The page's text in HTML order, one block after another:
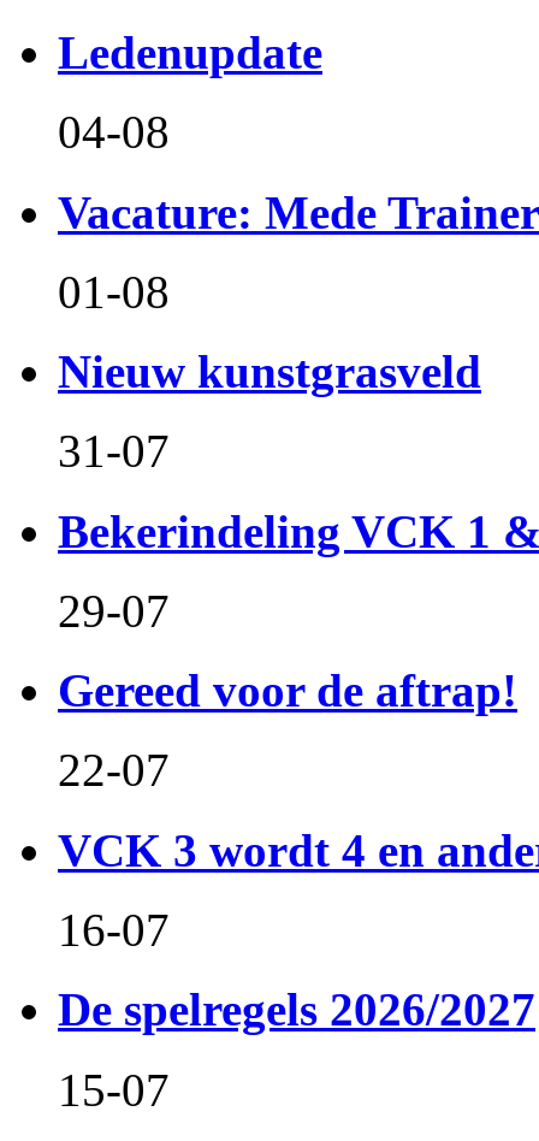
Ledenupdate
04-08
Vacature: Mede
01-08
Nieuw kunstgrasveld
31-07
Bekerindeling VCK 1
29-07
Gereed voor de aftrap!
22-07
VCK 3 wordt 4 en
16-07
De spelregels 2026/2027
15-07